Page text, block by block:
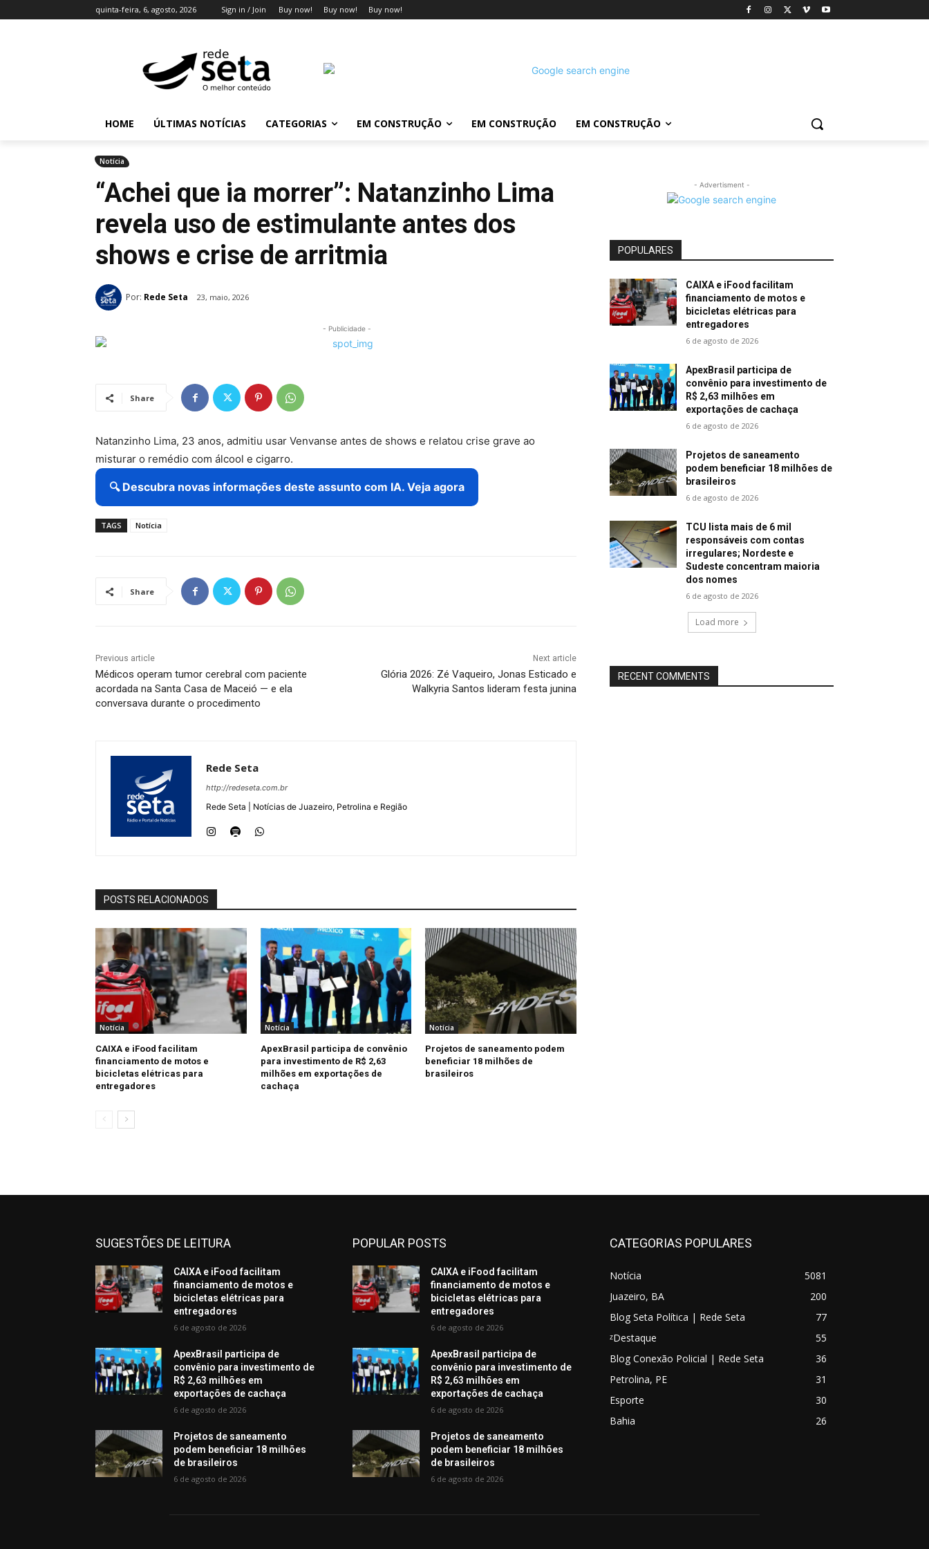
quinta-feira, 6, agosto, 2026 Sign in / Join Buy now! Buy now! Buy now!
HOME ÚLTIMAS NOTÍCIAS CATEGORIAS EM CONSTRUÇÃO EM CONSTRUÇÃO EM CONSTRUÇÃO
Notícia
“Achei que ia morrer”: Natanzinho Lima
revela uso de estimulante antes dos
shows e crise de arritmia
Por: Rede Seta 23, maio, 2026
- Publicidade -
Share
Natanzinho Lima, 23 anos, admitiu usar Venvanse antes de shows e relatou crise grave ao
misturar o remédio com álcool e cigarro.
🔍 Descubra novas informações deste assunto com IA. Veja agora
TAGS Notícia
Share
Previous article
Médicos operam tumor cerebral com paciente
acordada na Santa Casa de Maceió — e ela
conversava durante o procedimento
Next article
Glória 2026: Zé Vaqueiro, Jonas Esticado e
Walkyria Santos lideram festa junina
Rede Seta
http://redeseta.com.br
Rede Seta | Notícias de Juazeiro, Petrolina e Região
POSTS RELACIONADOS
Notícia
CAIXA e iFood facilitam
financiamento de motos e
bicicletas elétricas para
entregadores
Notícia
ApexBrasil participa de convênio
para investimento de R$ 2,63
milhões em exportações de
cachaça
Notícia
Projetos de saneamento podem
beneficiar 18 milhões de
brasileiros
- Advertisment -
POPULARES
CAIXA e iFood facilitam
financiamento de motos e
bicicletas elétricas para
entregadores
6 de agosto de 2026
ApexBrasil participa de
convênio para investimento de
R$ 2,63 milhões em
exportações de cachaça
6 de agosto de 2026
Projetos de saneamento
podem beneficiar 18 milhões de
brasileiros
6 de agosto de 2026
TCU lista mais de 6 mil
responsáveis com contas
irregulares; Nordeste e
Sudeste concentram maioria
dos nomes
6 de agosto de 2026
Load more
RECENT COMMENTS
SUGESTÕES DE LEITURA
CAIXA e iFood facilitam
financiamento de motos e
bicicletas elétricas para
entregadores
6 de agosto de 2026
ApexBrasil participa de
convênio para investimento de
R$ 2,63 milhões em
exportações de cachaça
6 de agosto de 2026
Projetos de saneamento
podem beneficiar 18 milhões
de brasileiros
6 de agosto de 2026
POPULAR POSTS
CAIXA e iFood facilitam
financiamento de motos e
bicicletas elétricas para
entregadores
6 de agosto de 2026
ApexBrasil participa de
convênio para investimento de
R$ 2,63 milhões em
exportações de cachaça
6 de agosto de 2026
Projetos de saneamento
podem beneficiar 18 milhões
de brasileiros
6 de agosto de 2026
CATEGORIAS POPULARES
Notícia
5081
Juazeiro, BA
200
Blog Seta Política | Rede Seta
77
ᶻDestaque
55
Blog Conexão Policial | Rede Seta
36
Petrolina, PE
31
Esporte
30
Bahia
26